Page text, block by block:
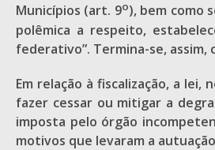
Municípios (art. 9o), bem como
polêmica a respeito,
federativo”. Termina-se, assim,
Em relação à fiscalização, a
fazer cessar ou mitigar a
imposta pelo órgão
motivos que levaram a